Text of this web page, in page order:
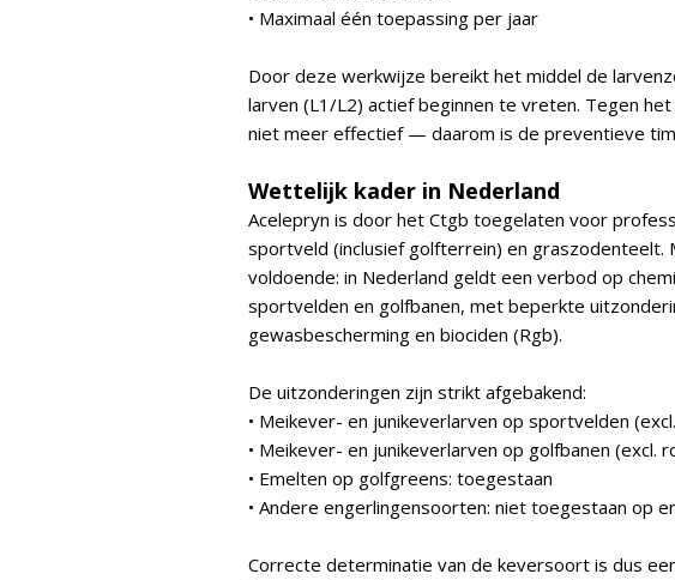
• Maximaal één toepassing per jaar
Door deze werkwijze bereikt het middel de
larven (L1/L2) actief beginnen te vreten. Tegen
niet meer effectief — daarom is de preventieve
Wettelijk kader in Nederland
Acelepryn is door het Ctgb toegelaten voor
sportveld (inclusief golfterrein) en graszodenteelt.
voldoende: in Nederland geldt een verbod op
sportvelden en golfbanen, met beperkte
gewasbescherming en biociden (Rgb).
De uitzonderingen zijn strikt afgebakend:
• Meikever- en junikeverlarven op sportvelden
• Meikever- en junikeverlarven op golfbanen (excl.
• Emelten op golfgreens: toegestaan
• Andere engerlingensoorten: niet toegestaan op
Correcte determinatie van de keversoort is dus